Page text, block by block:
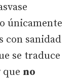
únicamente
con sanidad
se traduce
que no